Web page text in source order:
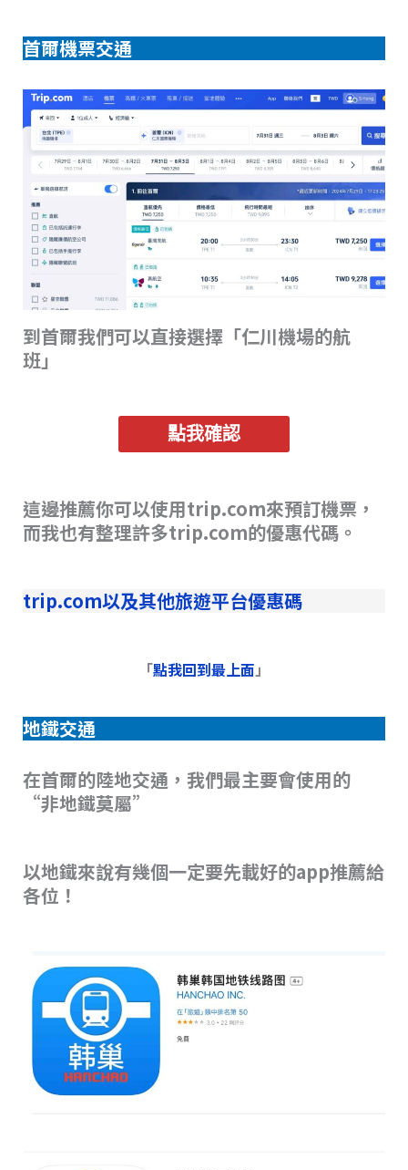
首爾機票交通
到首爾我們可以直接選擇「仁川機場的航
班」
點我確認
這邊推薦你可以使用trip.com來預訂機票，
而我也有整理許多trip.com的優惠代碼。
trip.com以及其他旅遊平台優惠碼
「點我回到最上面 」
地鐵交通
在首爾的陸地交通，我們最主要會使用的
“非地鐵莫屬”
以地鐵來說有幾個一定要先載好的app推薦給
各位！